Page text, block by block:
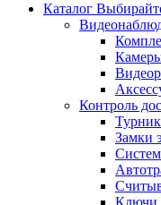
Каталог
Контроль
Замки
Ключи